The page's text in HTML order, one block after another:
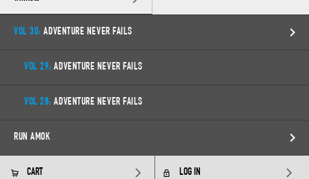
VOL 30: ADVENTURE NEVER FAILS
VOL 29: ADVENTURE NEVER FAILS
VOL 28: ADVENTURE NEVER FAILS
RUN AMOK
CART LOG IN